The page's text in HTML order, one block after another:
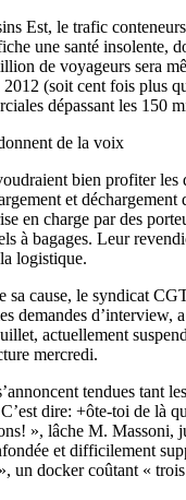
Est, le trafic
une santé insolente,
de voyageurs sera
(soit cent fois plus
dépassant les 150
de la voix
bien profiter les
et déchargement
en charge par des
à bagages. Leur
logistique.
sa cause, le syndicat
demandes d’interview,
actuellement
mercredi.
tendues tant
dire: +ôte-toi de là
», lâche M. Massoni,
et difficilement
un docker coûtant «